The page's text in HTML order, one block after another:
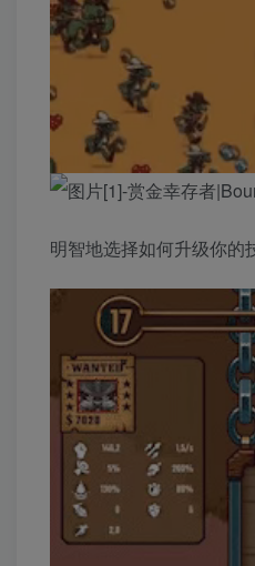
明智地选择如何升级你的